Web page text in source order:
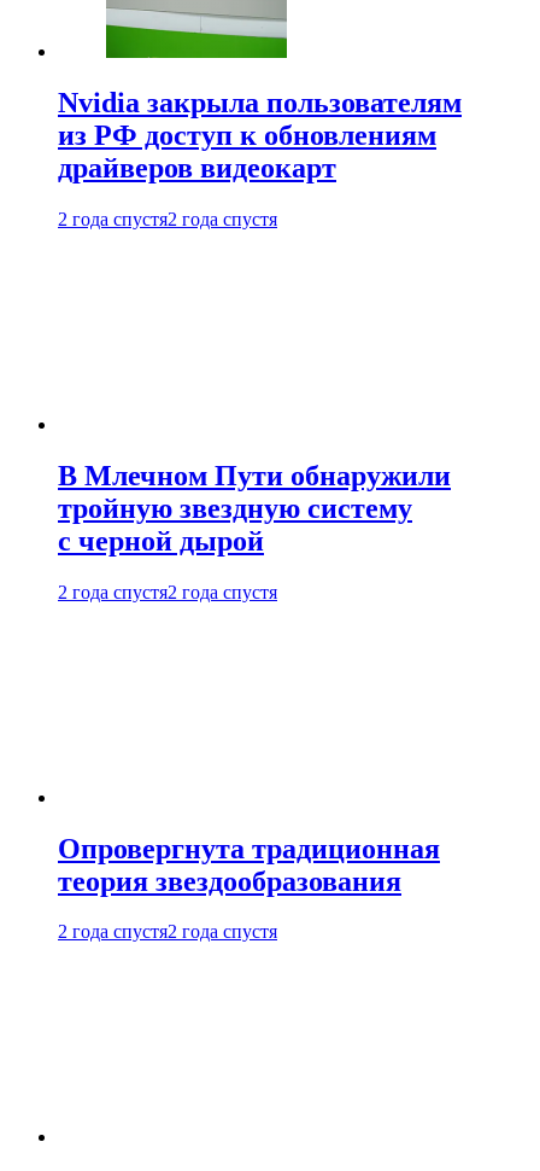
Nvidia закрыла пользователям
из РФ доступ к обновлениям
драйверов видеокарт
2 года спустя2 года спустя
В Млечном Пути обнаружили
тройную звездную систему
с черной дырой
2 года спустя2 года спустя
Опровергнута традиционная
теория звездообразования
2 года спустя2 года спустя